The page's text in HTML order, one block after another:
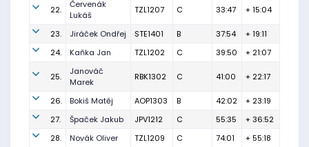
22.
Červenák
Lukáš
TZL1207 C 33:47 + 15:04
23. Jiráček Ondřej STE1401 B 37:54
+ 19:11
24.
Kaňka Jan TZL1202 C 39:50 + 21:07
25.
Janováč
Marek
RBK1302 C 41:00 + 22:17
26. Bokiš Matěj AOP1303 B 42:02
+ 23:19
27.
Špaček Jakub JPV1212 C 55:35
+ 36:52
28.
Novák Oliver TZL1209 C 74:01
+ 55:18